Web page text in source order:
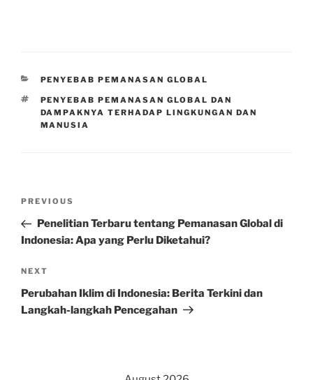
CATEGORIES
PENYEBAB PEMANASAN GLOBAL
TAGS
PENYEBAB PEMANASAN GLOBAL DAN
DAMPAKNYA TERHADAP LINGKUNGAN DAN
MANUSIA
Previous
Post
PREVIOUS
Penelitian Terbaru tentang Pemanasan Global di
Indonesia: Apa yang Perlu Diketahui?
Next
Post
NEXT
Perubahan Iklim di Indonesia: Berita Terkini dan
Langkah-langkah Pencegahan